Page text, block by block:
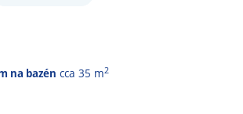
na bazén cca 35 m2